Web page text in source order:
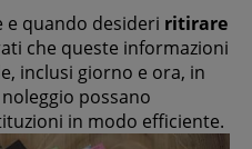
e quando desideri ritirare
che queste informazioni
inclusi giorno e ora, in
possano
in modo efficiente.